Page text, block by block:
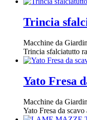
Trincia
Macchine da
Trincia sfalciatutto
Yato Fresa
Macchine da
Yato Fresa da